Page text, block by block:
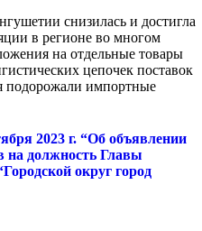
снизилась и достигла
в регионе во многом
на отдельные товары
цепочек поставок
подорожали импортные
2023 г. “Об объявлении
на должность Главы
округ город